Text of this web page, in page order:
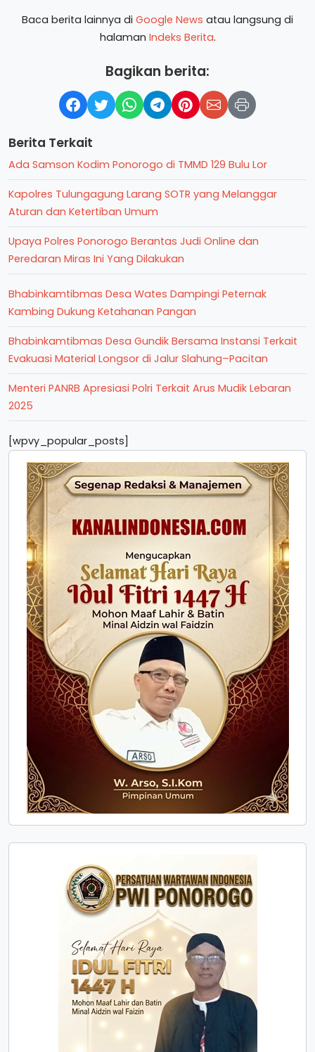
Baca berita lainnya di Google News atau langsung di
halaman Indeks Berita.
Bagikan berita:
Berita Terkait
Ada Samson Kodim Ponorogo di TMMD 129 Bulu Lor
Kapolres Tulungagung Larang SOTR yang Melanggar
Aturan dan Ketertiban Umum
Upaya Polres Ponorogo Berantas Judi Online dan
Peredaran Miras Ini Yang Dilakukan
Bhabinkamtibmas Desa Wates Dampingi Peternak
Kambing Dukung Ketahanan Pangan
Bhabinkamtibmas Desa Gundik Bersama Instansi Terkait
Evakuasi Material Longsor di Jalur Slahung–Pacitan
Menteri PANRB Apresiasi Polri Terkait Arus Mudik Lebaran
2025
[wpvy_popular_posts]